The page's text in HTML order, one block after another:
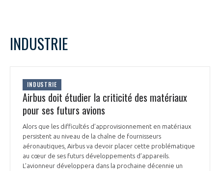
INDUSTRIE
INDUSTRIE
Airbus doit étudier la criticité des matériaux
pour ses futurs avions
Alors que les difficultés d’approvisionnement en matériaux
persistent au niveau de la chaîne de fournisseurs
aéronautiques, Airbus va devoir placer cette problématique
au cœur de ses futurs développements d’appareils.
L’avionneur développera dans la prochaine décennie un